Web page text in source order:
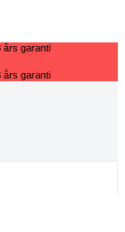
garanti
garanti